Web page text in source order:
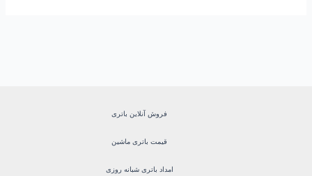
فروش آنلاین باتری
قیمت باتری ماشین
امداد باتری شبانه روزی